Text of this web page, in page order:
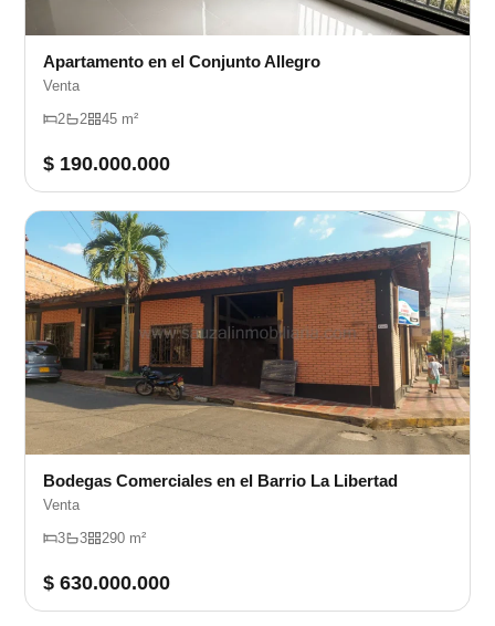
Apartamento en el Conjunto Allegro
Venta
2 2 45 m²
$ 190.000.000
Bodegas Comerciales en el Barrio La Libertad
Venta
3 3 290 m²
$ 630.000.000